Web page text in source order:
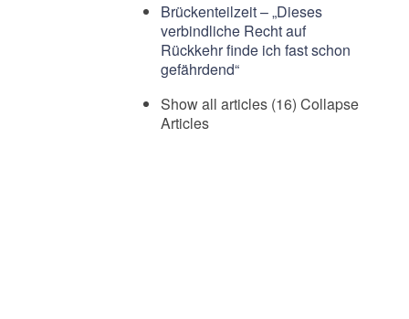
Brückenteilzeit – „Dieses
verbindliche Recht auf
Rückkehr finde ich fast schon
gefährdend“
Show all articles (16) Collapse
Articles